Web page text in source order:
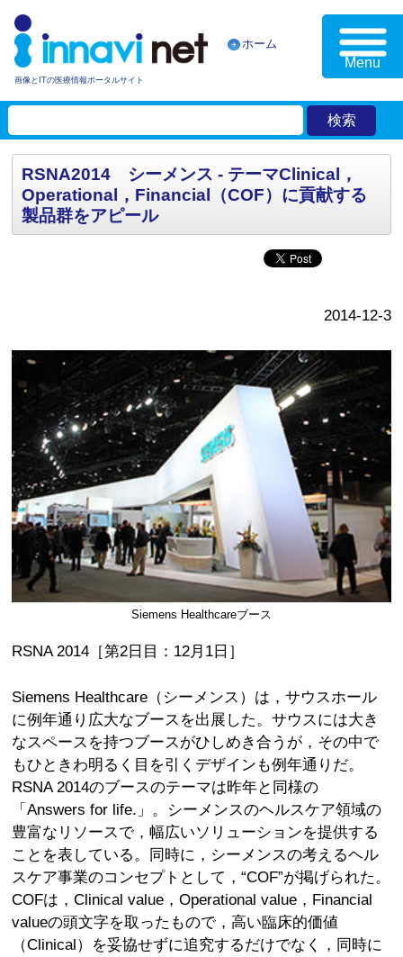
画像とITの医療情報ポータルサイト
ホーム
Menu
RSNA2014 シーメンス - テーマClinical，
Operational，Financial（COF）に貢献する
製品群をアピール
2014-12-3
Siemens Healthcareブース
RSNA 2014［第2日目：12月1日］
Siemens Healthcare（シーメンス）は，サウスホール
に例年通り広大なブースを出展した。サウスには大き
なスペースを持つブースがひしめき合うが，その中で
もひときわ明るく目を引くデザインも例年通りだ。
RSNA 2014のブースのテーマは昨年と同様の
「Answers for life.」。シーメンスのヘルスケア領域の
豊富なリソースで，幅広いソリューションを提供する
ことを表している。同時に，シーメンスの考えるヘル
スケア事業のコンセプトとして，“COF”が掲げられた。
COFは，Clinical value，Operational value，Financial
valueの頭文字を取ったもので，高い臨床的価値
（Clinical）を妥協せずに追究するだけでなく，同時に